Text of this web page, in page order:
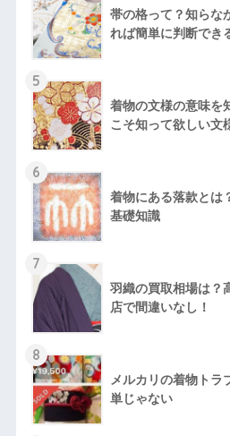
帯の格って？知らな
れば簡単に判断でき
5
着物の文様の意味を
こそ知って欲しい文
6
着物にある落款とは
基礎知識
7
羽織の買取相場は？
店で間違いなし！
8
メルカリの着物トラ
単じゃない